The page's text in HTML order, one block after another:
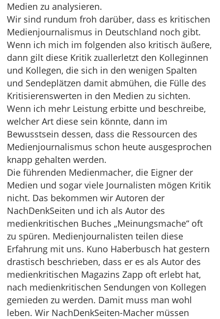
Medien zu analysieren.
Wir sind rundum froh darüber, dass es kritischen
Medienjournalismus in Deutschland noch gibt.
Wenn ich mich im folgenden also kritisch äußere,
dann gilt diese Kritik zuallerletzt den Kolleginnen
und Kollegen, die sich in den wenigen Spalten
und Sendeplätzen damit abmühen, die Fülle des
Kritisierenswerten in den Medien zu sichten.
Wenn ich mehr Leistung erbitte und beschreibe,
welcher Art diese sein könnte, dann im
Bewusstsein dessen, dass die Ressourcen des
Medienjournalismus schon heute ausgesprochen
knapp gehalten werden.
Die führenden Medienmacher, die Eigner der
Medien und sogar viele Journalisten mögen Kritik
nicht. Das bekommen wir Autoren der
NachDenkSeiten und ich als Autor des
medienkritischen Buches „Meinungsmache“ oft
zu spüren. Medienjournalisten teilen diese
Erfahrung mit uns. Kuno Haberbusch hat gestern
drastisch beschrieben, dass er es als Autor des
medienkritischen Magazins Zapp oft erlebt hat,
nach medienkritischen Sendungen von Kollegen
gemieden zu werden. Damit muss man wohl
leben. Wir NachDenkSeiten-Macher müssen